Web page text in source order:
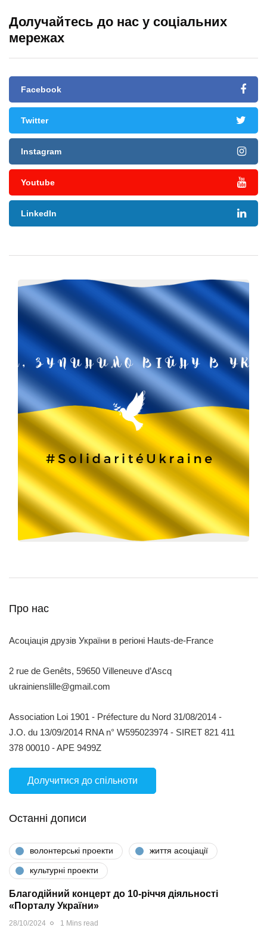
Долучайтесь до нас у соціальних
мережах
Facebook
Twitter
Instagram
Youtube
LinkedIn
Про нас
Асоціація друзів України в регіоні Hauts-de-France
2 rue de Genêts, 59650 Villeneuve d’Ascq
ukrainienslille@gmail.com
Association Loi 1901 - Préfecture du Nord 31/08/2014 -
J.O. du 13/09/2014 RNA n° W595023974 - SIRET 821 411
378 00010 - APE 9499Z
Долучитися до спільноти
Останні дописи
волонтерські проекти життя асоціації
культурні проекти
Благодійний концерт до 10-річчя діяльності
«Порталу України»
28/10/2024 1 Mins read